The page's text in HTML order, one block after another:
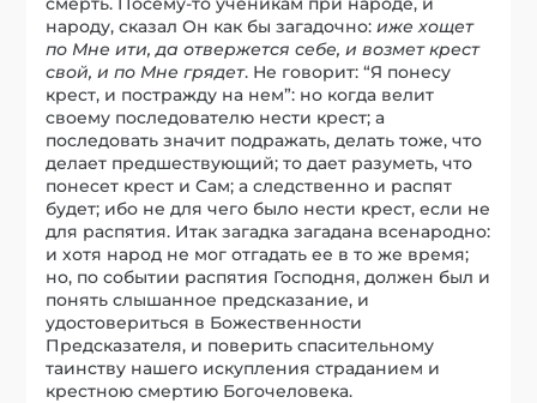
народу, сказал Он как бы загадочно:иже хощет
по Мне ити, да отвержется себе, и возмет крест
свой, и по Мне грядет. Не говорит: “Я понесу
крест, и постражду на нем”: но когда велит
своему последователю нести крест; а
последовать значит подражать, делать тоже, что
делает предшествующий; то дает разуметь, что
понесет крест и Сам; а следственно и распят
будет; ибо не для чего было нести крест, если не
для распятия. Итак загадка загадана всенародно:
и хотя народ не мог отгадать ее в то же время;
но, по событии распятия Господня, должен был и
понять слышанное предсказание, и
удостовериться в Божественности
Предсказателя, и поверить спасительному
таинству нашего искупления страданием и
крестною смертию Богочеловека.